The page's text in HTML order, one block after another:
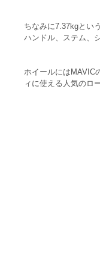
ちなみに7.37kgとい
ハンドル、ステム、
ホイールにはMAVIC
ィに使える人気のロ